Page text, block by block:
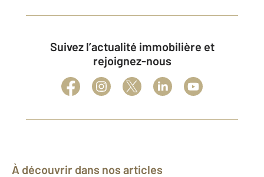
Suivez l’actualité immobilière et
rejoignez-nous
À découvrir dans nos articles